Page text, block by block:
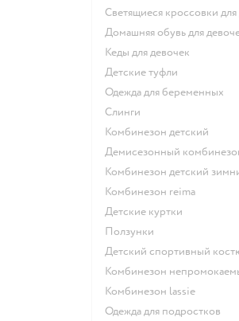
Светящиеся кроссовки
Домашняя обувь для
Кеды для девочек
Детские туфли
Одежда для беременных
Слинги
Комбинезон детский
Демисезонный
Комбинезон детский
Комбинезон reima
Детские куртки
Ползунки
Детский спортивный
Комбинезон
Комбинезон lassie
Одежда для подростков